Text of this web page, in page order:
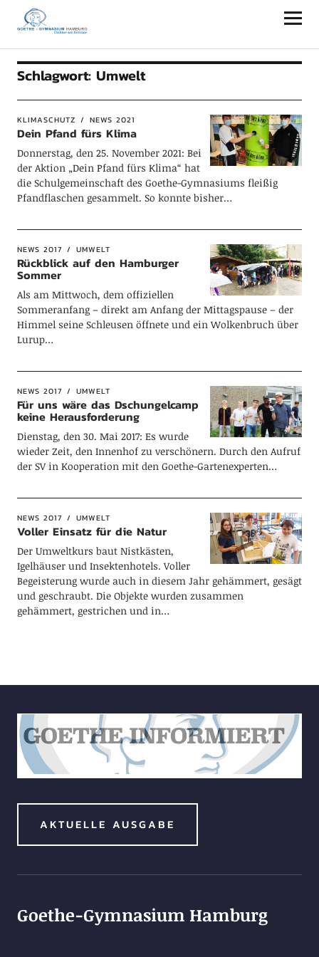
Goethe-Gymnasium Hamburg
Schlagwort: Umwelt
KLIMASCHUTZ NEWS 2021
Dein Pfand fürs Klima
Donnerstag, den 25. November 2021: Bei
der Aktion „Dein Pfand fürs Klima“ hat
die Schulgemeinschaft des Goethe-Gymnasiums fleißig
Pfandflaschen gesammelt. So konnte bisher…
NEWS 2017 UMWELT
Rückblick auf den Hamburger
Sommer
Als am Mittwoch, dem offiziellen
Sommeranfang – direkt am Anfang der Mittagspause – der
Himmel seine Schleusen öffnete und ein Wolkenbruch über
Lurup…
NEWS 2017 UMWELT
Für uns wäre das Dschungelcamp
keine Herausforderung
Dienstag, den 30. Mai 2017: Es wurde
wieder Zeit, den Innenhof zu verschönern. Durch den Aufruf
der SV in Kooperation mit den Goethe-Gartenexperten…
NEWS 2017 UMWELT
Voller Einsatz für die Natur
Der Umweltkurs baut Nistkästen,
Igelhäuser und Insektenhotels. Voller
Begeisterung wurde auch in diesem Jahr gehämmert, gesägt
und geschraubt. Die Objekte wurden zusammen
gehämmert, gestrichen und in…
AKTUELLE AUSGABE
Goethe-Gymnasium Hamburg